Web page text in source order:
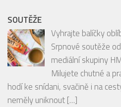
SOUTĚŽE
Vyhrajte balíčky
Srpnové soutěže
mediální skupiny
Milujete chutné a
hodí ke snídani, svačině i na
neměly uniknout[…]